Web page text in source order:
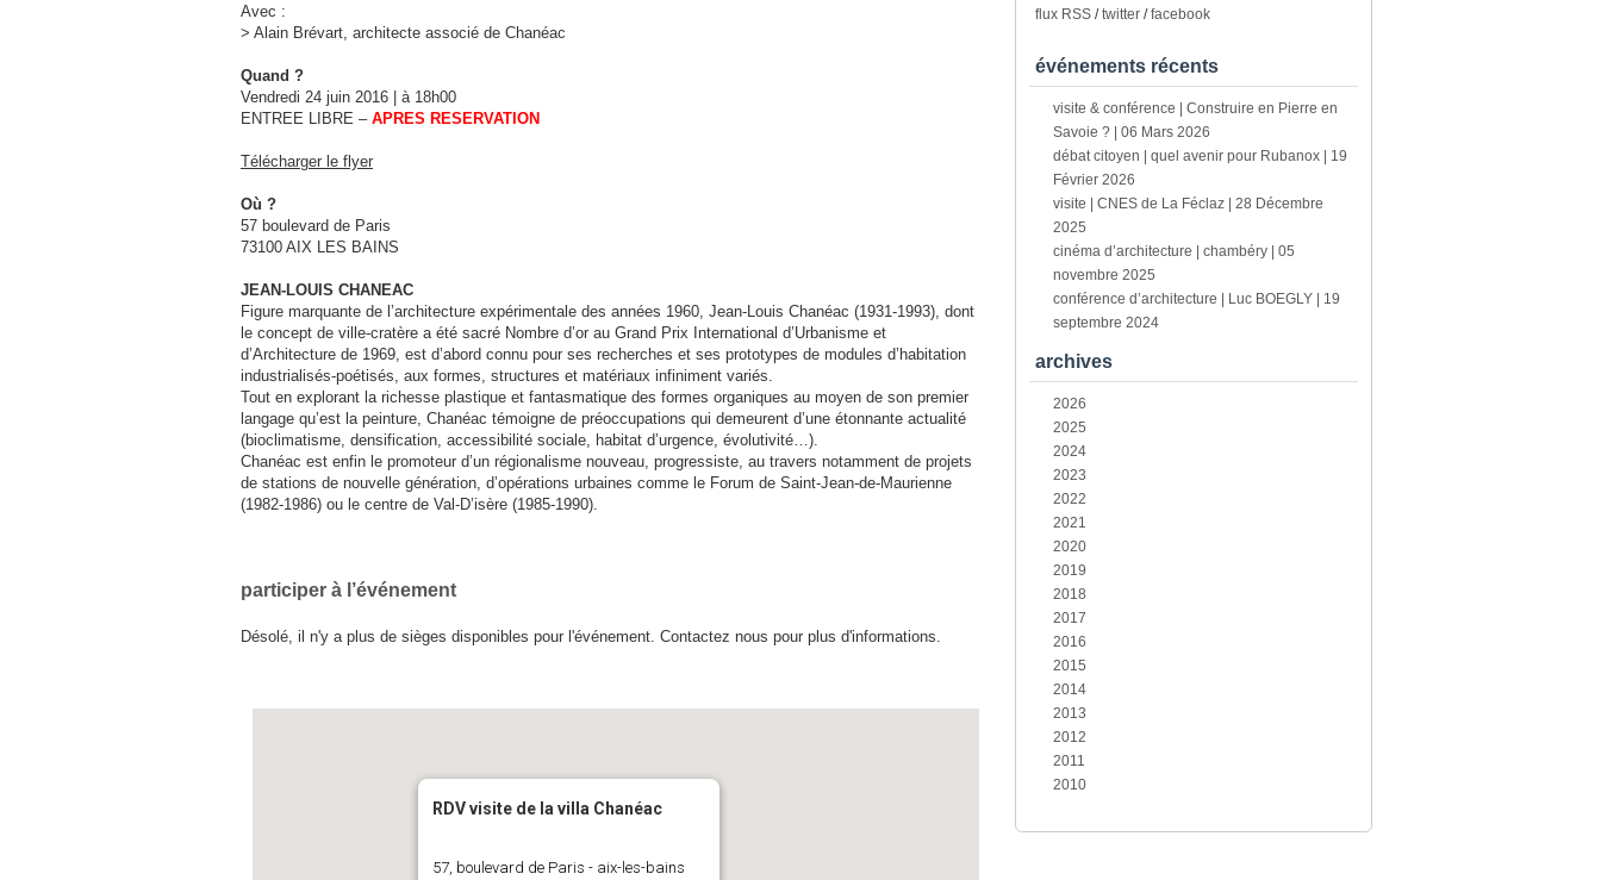
Avec :
> Alain Brévart, architecte associé de Chanéac
Quand ?
Vendredi 24 juin 2016 | à 18h00
ENTREE LIBRE – APRES RESERVATION
Télécharger le flyer
Où ?
57 boulevard de Paris
73100 AIX LES BAINS
JEAN-LOUIS CHANEAC
Figure marquante de l’architecture expérimentale des années 1960, Jean-Louis Chanéac (1931-1993), dont
le concept de ville-cratère a été sacré Nombre d’or au Grand Prix International d’Urbanisme et
d’Architecture de 1969, est d’abord connu pour ses recherches et ses prototypes de modules d’habitation
industrialisés-poétisés, aux formes, structures et matériaux infiniment variés.
Tout en explorant la richesse plastique et fantasmatique des formes organiques au moyen de son premier
langage qu’est la peinture, Chanéac témoigne de préoccupations qui demeurent d’une étonnante actualité
(bioclimatisme, densification, accessibilité sociale, habitat d’urgence, évolutivité…).
Chanéac est enfin le promoteur d’un régionalisme nouveau, progressiste, au travers notamment de projets
de stations de nouvelle génération, d’opérations urbaines comme le Forum de Saint-Jean-de-Maurienne
(1982-1986) ou le centre de Val-D’isère (1985-1990).
participer à l’événement
Désolé, il n'y a plus de sièges disponibles pour l'événement. Contactez nous pour plus d'informations.
RDV visite de la villa Chanéac
57, boulevard de Paris - aix-les-bains
flux RSS /twitter /facebook
événements récents
visite & conférence | Construire en Pierre en
Savoie ? | 06 Mars 2026
débat citoyen | quel avenir pour Rubanox | 19
Février 2026
visite | CNES de La Féclaz | 28 Décembre
2025
cinéma d’architecture | chambéry | 05
novembre 2025
conférence d’architecture | Luc BOEGLY | 19
septembre 2024
archives
2026
2025
2024
2023
2022
2021
2020
2019
2018
2017
2016
2015
2014
2013
2012
2011
2010